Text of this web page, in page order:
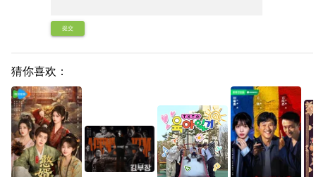
提交
猜你喜欢：